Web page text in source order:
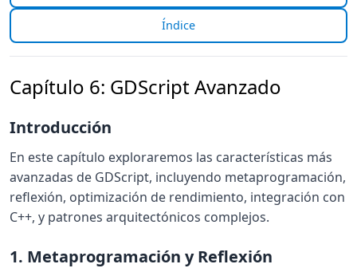
Índice
Capítulo 6: GDScript Avanzado
Introducción
En este capítulo exploraremos las características más
avanzadas de GDScript, incluyendo metaprogramación,
reflexión, optimización de rendimiento, integración con
C++, y patrones arquitectónicos complejos.
1. Metaprogramación y Reflexión